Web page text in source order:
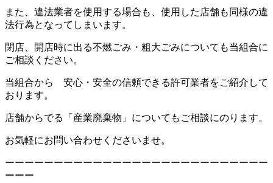
また、違法業者を使用する場合も、使用した店舗も同様の違
法行為となってしまいます。
閉店、開店時に出る不燃ごみ・粗大ごみについても当組合に
ご相談ください。
当組合から 安心・安全の信頼できる許可業者をご紹介して
おります。
店舗からでる「産業廃棄物」についてもご相談にのります。
お気軽にお問い合わせくださいませ。
ーーーーーーーーーーーーーーーーーーーーーーーーーーー
ーーー